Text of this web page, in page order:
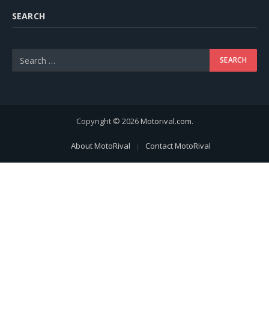
SEARCH
Copyright © 2026Motorival.com.
About MotoRival Contact MotoRival